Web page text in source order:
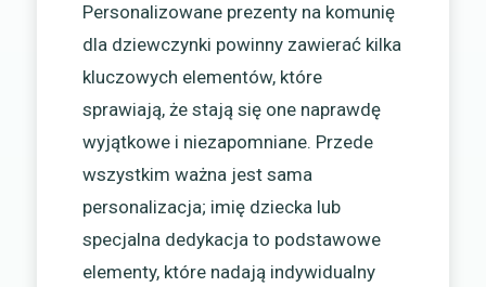
Personalizowane prezenty na komunię
dla dziewczynki powinny zawierać kilka
kluczowych elementów, które
sprawiają, że stają się one naprawdę
wyjątkowe i niezapomniane. Przede
wszystkim ważna jest sama
personalizacja; imię dziecka lub
specjalna dedykacja to podstawowe
elementy, które nadają indywidualny